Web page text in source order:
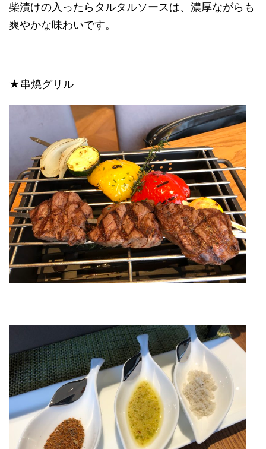
柴漬けの入ったらタルタルソースは、濃厚ながらも
爽やかな味わいです。
★串焼グリル